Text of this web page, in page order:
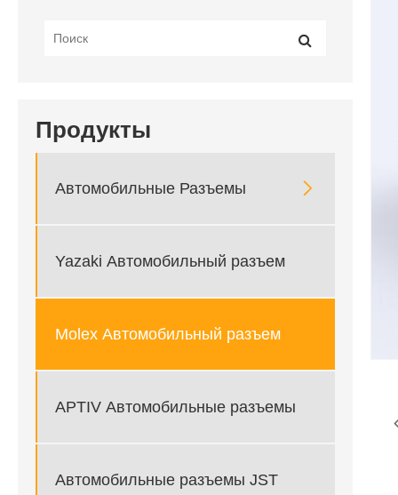
Продукты
Автомобильные Разъемы 
Yazaki Автомобильный разъем
Molex Автомобильный разъем
APTIV Автомобильные разъемы
Автомобильные разъемы JST